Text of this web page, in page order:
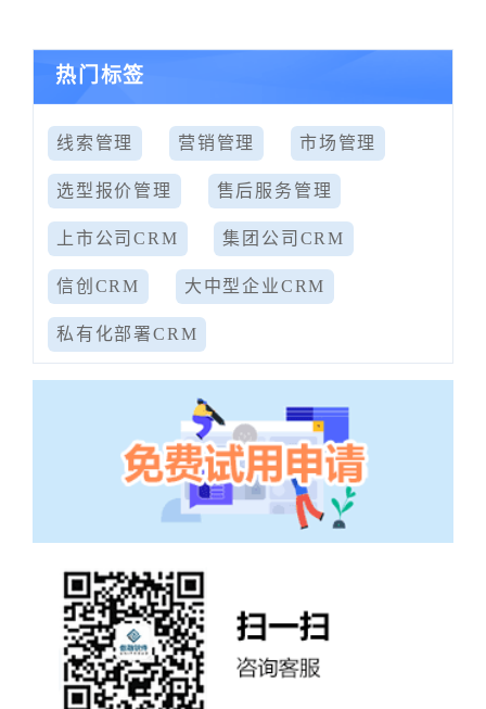
热门标签
线索管理 营销管理 市场管理
选型报价管理 售后服务管理
上市公司CRM 集团公司CRM
信创CRM 大中型企业CRM
私有化部署CRM